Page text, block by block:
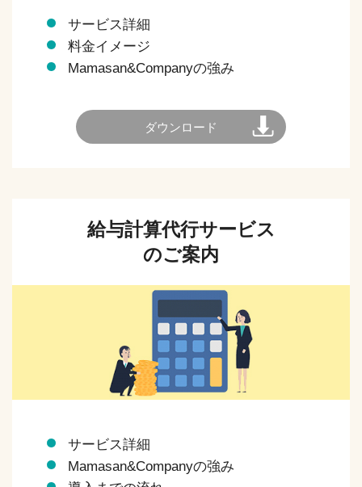
サービス詳細
料金イメージ
Mamasan&Companyの強み
ダウンロード
給与計算代行サービス
のご案内
サービス詳細
Mamasan&Companyの強み